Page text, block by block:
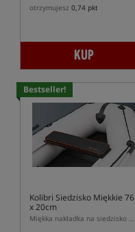
otrzymujesz 0,74 pkt
KUP
Bestseller!
Kolibri Siedzisko Miękkie 76
x 20cm
Miękka nakładka na siedzisko do pontonu Kolibri